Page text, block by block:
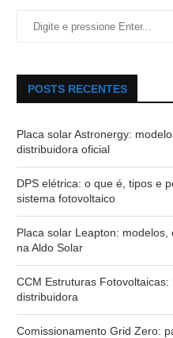
POSTS RECENTES
Placa solar Astronergy:
distribuidora oficial
DPS elétrica: o que é, tipos e
sistema fotovoltaico
Placa solar Leapton:
na Aldo Solar
CCM Estruturas
distribuidora
Comissionamento Grid Zero: